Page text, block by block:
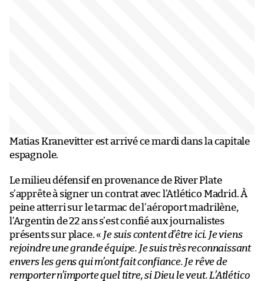
Matias Kranevitter est arrivé ce mardi dans la capitale
espagnole.
Le milieu défensif en provenance de River Plate
s’apprête à signer un contrat avec l’Atlético Madrid. À
peine atterri sur le tarmac de l’aéroport madrilène,
l’Argentin de 22 ans s’est confié aux journalistes
présents sur place. « Je suis content d’être ici. Je viens
rejoindre une grande équipe. Je suis très reconnaissant
envers les gens qui m’ont fait confiance. Je rêve de
remporter n’importe quel titre, si Dieu le veut. L’Atlético